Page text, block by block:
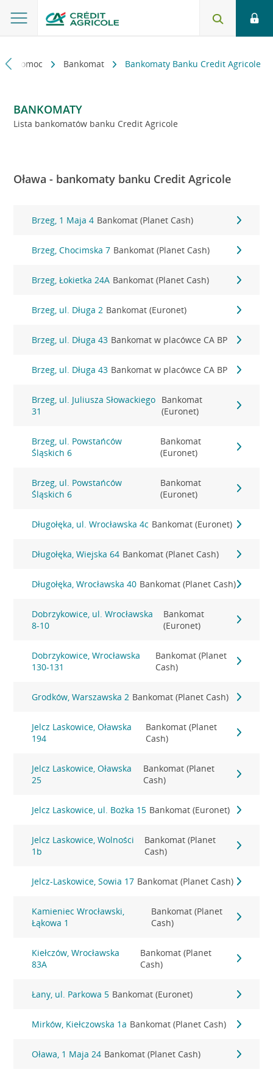
i pomoc Bankomat Bankomaty Banku Credit Agricole
BANKOMATY
Lista bankomatów banku Credit Agricole
Oława - bankomaty banku Credit Agricole
Brzeg, 1 Maja 4 Bankomat (Planet Cash)
Brzeg, Chocimska 7 Bankomat (Planet Cash)
Brzeg, Łokietka 24A Bankomat (Planet Cash)
Brzeg, ul. Długa 2 Bankomat (Euronet)
Brzeg, ul. Długa 43 Bankomat w placówce CA BP
Brzeg, ul. Długa 43 Bankomat w placówce CA BP
Brzeg, ul. Juliusza Słowackiego
31
Bankomat
(Euronet)
Brzeg, ul. Powstańców
Śląskich 6
Bankomat
(Euronet)
Brzeg, ul. Powstańców
Śląskich 6
Bankomat
(Euronet)
Długołęka, ul. Wrocławska 4c Bankomat (Euronet)
Długołęka, Wiejska 64 Bankomat (Planet Cash)
Długołęka, Wrocławska 40 Bankomat (Planet Cash)
Dobrzykowice, ul. Wrocławska
8-10
Bankomat
(Euronet)
Dobrzykowice, Wrocławska
130-131
Bankomat (Planet
Cash)
Grodków, Warszawska 2 Bankomat (Planet Cash)
Jelcz Laskowice, Oławska
194
Bankomat (Planet
Cash)
Jelcz Laskowice, Oławska
25
Bankomat (Planet
Cash)
Jelcz Laskowice, ul. Bożka 15 Bankomat (Euronet)
Jelcz Laskowice, Wolności
1b
Bankomat (Planet
Cash)
Jelcz-Laskowice, Sowia 17 Bankomat (Planet Cash)
Kamieniec Wrocławski,
Łąkowa 1
Bankomat (Planet
Cash)
Kiełczów, Wrocławska
83A
Bankomat (Planet
Cash)
Łany, ul. Parkowa 5 Bankomat (Euronet)
Mirków, Kiełczowska 1a Bankomat (Planet Cash)
Oława, 1 Maja 24 Bankomat (Planet Cash)